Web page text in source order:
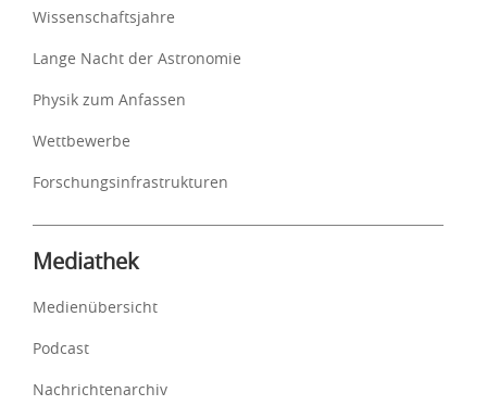
Wissenschaftsjahre
Lange Nacht der Astronomie
Physik zum Anfassen
Wettbewerbe
Forschungsinfrastrukturen
Mediathek
Medienübersicht
Podcast
Nachrichtenarchiv